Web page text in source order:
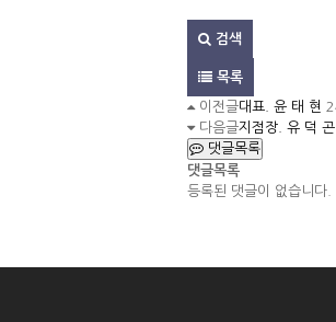
검색
목록
이전글대표. 윤 태 현
다음글지점장. 유 덕 곤
댓글목록
댓글목록
등록된 댓글이 없습니다.